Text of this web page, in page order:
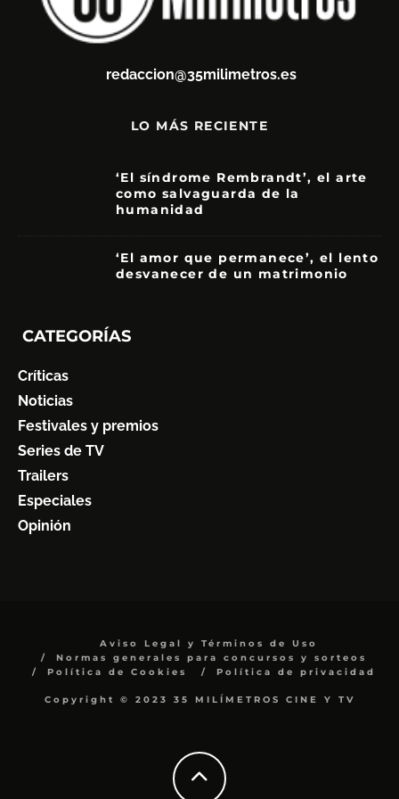
redaccion@35milimetros.es
LO MÁS RECIENTE
‘El síndrome Rembrandt’, el arte
como salvaguarda de la
humanidad
‘El amor que permanece’, el lento
desvanecer de un matrimonio
CATEGORÍAS
Críticas
Noticias
Festivales y premios
Series de TV
Trailers
Especiales
Opinión
Aviso Legal y Términos de Uso
Normas generales para concursos y sorteos
Política de Cookies
Política de privacidad
Copyright © 2023 35 MILÍMETROS CINE Y TV